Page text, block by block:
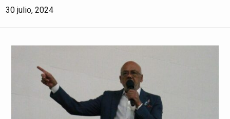
30 julio, 2024